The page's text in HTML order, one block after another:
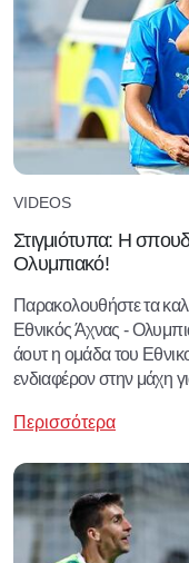
VIDEOS
Στιγμιότυπα: Η
Ολυμπιακό!
Παρακολουθήστε τα
Εθνικός Άχνας -
άουτ η ομάδα του
ενδιαφέρον στην μάχη
Περισσότερα